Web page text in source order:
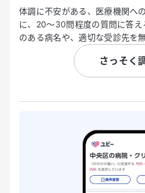
体調に不安がある、医療機関へ
に、20〜30問程度の質問に答
のある病名や、適切な受診先を
さっそく